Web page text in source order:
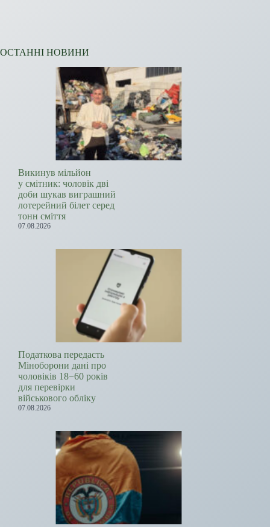
ОСТАННІ НОВИНИ
Викинув мільйон
у смітник: чоловік дві
доби шукав виграшний
лотерейний білет серед
тонн сміття
07.08.2026
Податкова передасть
Міноборони дані про
чоловіків 18−60 років
для перевірки
військового обліку
07.08.2026